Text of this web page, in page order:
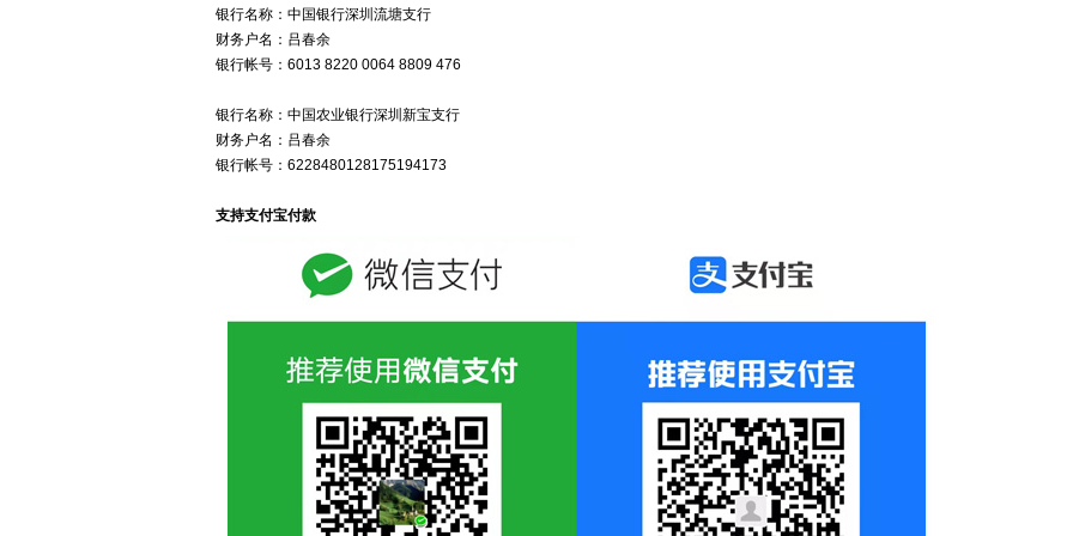
银行名称：中国银行深圳流塘支行
财务户名：吕春余
银行帐号：6013 8220 0064 8809 476
银行名称：中国农业银行深圳新宝支行
财务户名：吕春余
银行帐号：6228480128175194173
支持支付宝付款